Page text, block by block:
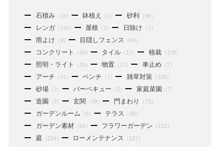
石積み（19） 鉢植え （1） 砂利 （49）
レンガ（133） 屋根 （2） 日除け （7）
雨よけ （9） 目隠しフェンス （69）
コンクリート （19） タイル （17） 植栽（178）
照明・ライト （28） 物置 （17） 車止め （1）
アーチ （41） ベンチ （7） 雑草対策 （105）
砂場（2） バーベキュー （2） 家庭菜園 （7）
造園 （2） 玄関 （39） 門まわり （73）
ガーデンルーム （6） テラス （58）
ガーデン素材（54） フラワーガーデン （115）
庭 （224） ローメンテナンス （127）